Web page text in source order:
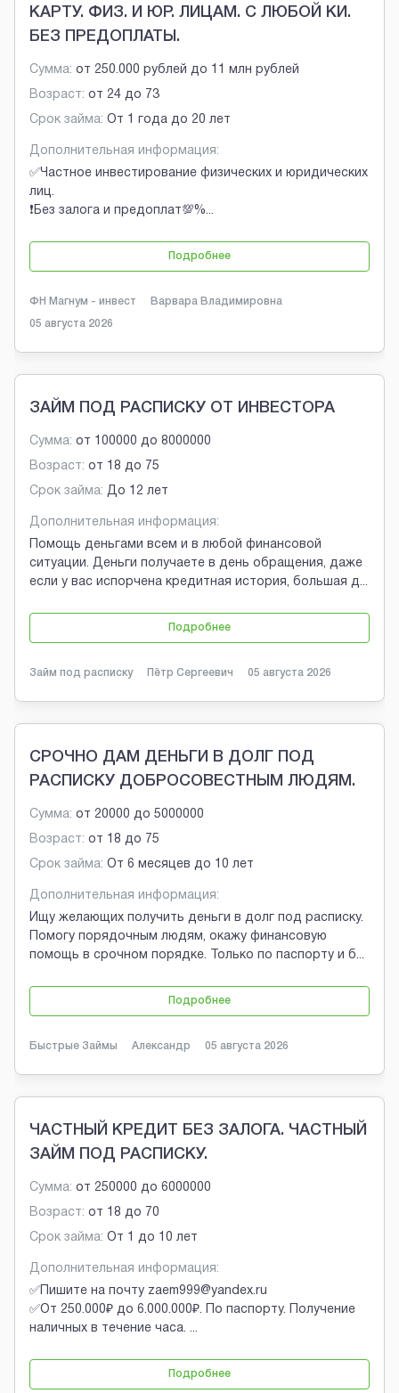
КАРТУ. ФИЗ. И ЮР. ЛИЦАМ. С ЛЮБОЙ КИ.
БЕЗ ПРЕДОПЛАТЫ.
Сумма: от 250.000 рублей до 11 млн рублей
Возраст: от 24 до 73
Срок займа: От 1 года до 20 лет
Дополнительная информация:
✅Частное инвестирование физических и юридических
лиц.
❗Без залога и предоплат💯%...
Подробнее
ФН Магнум - инвест Варвара Владимировна
05 августа 2026
ЗАЙМ ПОД РАСПИСКУ ОТ ИНВЕСТОРА
Сумма: от 100000 до 8000000
Возраст: от 18 до 75
Срок займа: До 12 лет
Дополнительная информация:
Помощь деньгами всем и в любой финансовой
ситуации. Деньги получаете в день обращения, даже
если у вас испорчена кредитная история, большая д...
Подробнее
Займ под расписку Пётр Сергеевич 05 августа 2026
СРОЧНО ДАМ ДЕНЬГИ В ДОЛГ ПОД
РАСПИСКУ ДОБРОСОВЕСТНЫМ ЛЮДЯМ.
Сумма: от 20000 до 5000000
Возраст: от 18 до 75
Срок займа: От 6 месяцев до 10 лет
Дополнительная информация:
Ищу желающих получить деньги в долг под расписку.
Помогу порядочным людям, окажу финансовую
помощь в срочном порядке. Только по паспорту и б...
Подробнее
Быстрые Займы Александр 05 августа 2026
ЧАСТНЫЙ КРЕДИТ БЕЗ ЗАЛОГА. ЧАСТНЫЙ
ЗАЙМ ПОД РАСПИСКУ.
Сумма: от 250000 до 6000000
Возраст: от 18 до 70
Срок займа: От 1 до 10 лет
Дополнительная информация:
✅Пишите на почту zaem999@yandex.ru
✅От 250.000₽ до 6.000.000₽. По паспорту. Получение
наличных в течение часа. ...
Подробнее